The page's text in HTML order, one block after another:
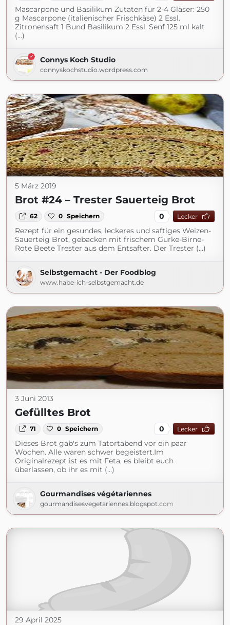
Mascarpone und Basilikum Zutaten für 2-4 Gläser: 250
g Mascarpone (italienischer Frischkäse) 2 Essl.
Zitronensaft 1 Bund Basilikum 2 Essl. Senf 125 ml kalt
(...)
Connys Koch Studio
connyskochstudio.wordpress.com
5 März 2019
Brot #24 – Trester Sauerteig Brot
62 0 Speichern 0 Lecker
Rezept für ein gesundes, leckeres und saftiges Weizen-
Sauerteig Brot, gebacken mit frischem Gurke-Birne-
Rote Beete Trester aus dem Entsafter. Der Trester (...)
Selbstgemacht - Der Foodblog
www.habe-ich-selbstgemacht.de
3 Juni 2013
Gefülltes Brot
71 0 Speichern 0 Lecker
Dieses Brot gab's zum Tatortabend vor ein paar
Wochen. Alle waren schwer begeistert.Im
Originalrezept ist es mit Feta, es bleibt euch
überlassen, ob ihr es mit (...)
Gourmandises végétariennes
gourmandisesvegetariennes.blogspot.com
29 April 2025